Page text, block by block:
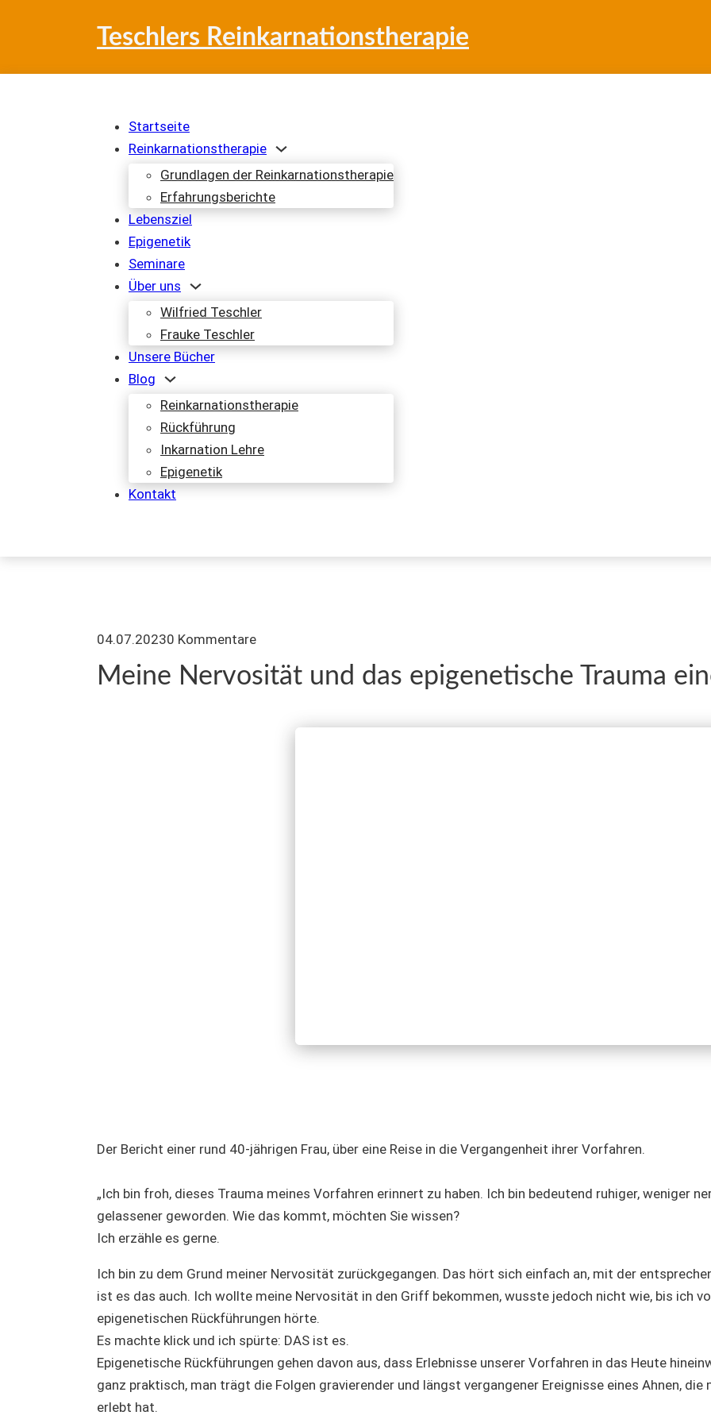
Teschlers Reinkarnationstherapie
Startseite
Reinkarnationstherapie
Grundlagen der Reinkarnationstherapie
Erfahrungsberichte
Lebensziel
Epigenetik
Seminare
Über uns
Wilfried Teschler
Frauke Teschler
Unsere Bücher
Blog
Reinkarnationstherapie
Rückführung
Inkarnation Lehre
Epigenetik
Kontakt
04.07.20230 Kommentare
Meine Nervosität und das epigenetische Trauma
Der Bericht einer rund 40-jährigen Frau, über eine Reise in die Vergangenheit ihrer Vorfahren.
„Ich bin froh, dieses Trauma meines Vorfahren erinnert zu haben. Ich bin bedeutend ruhiger, weniger
gelassener geworden. Wie das kommt, möchten Sie wissen?
Ich erzähle es gerne.
Ich bin zu dem Grund meiner Nervosität zurückgegangen. Das hört sich einfach an, mit der
ist es das auch. Ich wollte meine Nervosität in den Griff bekommen, wusste jedoch nicht wie, bis ich
epigenetischen Rückführungen hörte.
Es machte klick und ich spürte: DAS ist es.
Epigenetische Rückführungen gehen davon aus, dass Erlebnisse unserer Vorfahren in das Heute
ganz praktisch, man trägt die Folgen gravierender und längst vergangener Ereignisse eines Ahnen, die
erlebt hat.